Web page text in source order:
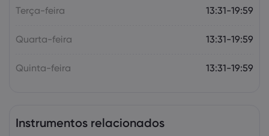
Terça-feira 13:31-19:59
Quarta-feira 13:31-19:59
Quinta-feira 13:31-19:59
Instrumentos relacionados